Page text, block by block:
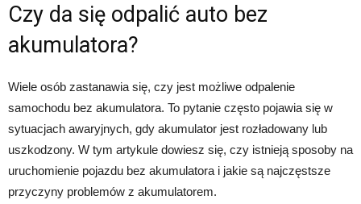
Czy da się odpalić auto bez
akumulatora?
Wiele osób zastanawia się, czy jest możliwe odpalenie
samochodu bez akumulatora. To pytanie często pojawia się w
sytuacjach awaryjnych, gdy akumulator jest rozładowany lub
uszkodzony. W tym artykule dowiesz się, czy istnieją sposoby na
uruchomienie pojazdu bez akumulatora i jakie są najczęstsze
przyczyny problemów z akumulatorem.